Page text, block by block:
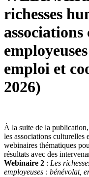
richesses
emploi et
2026)
À la suite de la
les associations culturelles
webinaires thématiques
résultats avec des
Webinaire 2 : Les
employeuses : bénévolat,